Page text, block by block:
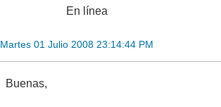
En línea
Martes 01 Julio 2008 23:14:44 PM
Buenas,